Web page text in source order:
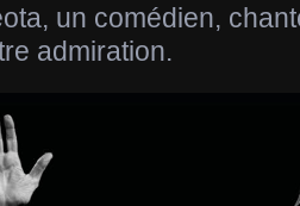
un comédien,
admiration.